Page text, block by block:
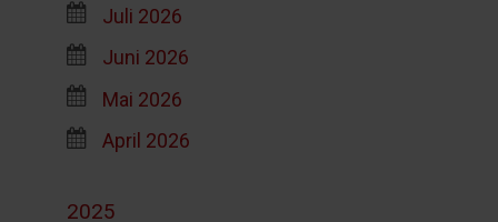
Juli 2026
Juni 2026
Mai 2026
April 2026
2025